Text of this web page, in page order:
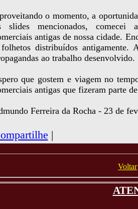
o momento, a
slides mencionados, comecei
antigas de nossa cidade.
distribuídos antigamente.
ao trabalho desenvolvido.
que gostem e viagem no
antigas que fizeram parte
Ferreira da Rocha - 23 de
|
Voltar